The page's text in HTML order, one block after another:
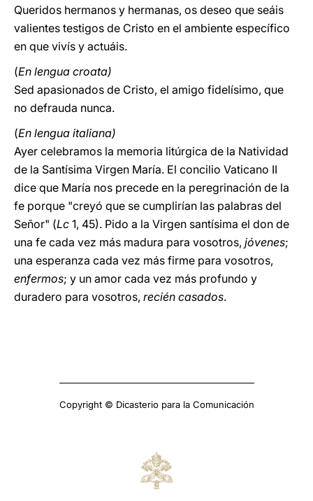
Queridos hermanos y hermanas, os deseo que seáis
valientes testigos de Cristo en el ambiente específico
en que vivís y actuáis.
(En lengua croata)
Sed apasionados de Cristo, el amigo fidelísimo, que
no defrauda nunca.
(En lengua italiana)
Ayer celebramos la memoria litúrgica de la Natividad
de la Santísima Virgen María. El concilio Vaticano II
dice que María nos precede en la peregrinación de la
fe porque "creyó que se cumplirían las palabras del
Señor" (Lc 1, 45). Pido a la Virgen santísima el don de
una fe cada vez más madura para vosotros, jóvenes;
una esperanza cada vez más firme para vosotros,
enfermos; y un amor cada vez más profundo y
duradero para vosotros, recién casados.
Copyright © Dicasterio para la Comunicación